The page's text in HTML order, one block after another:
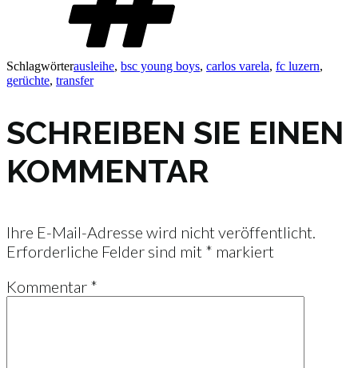
Schlagwörterausleihe, bsc young boys, carlos varela, fc luzern,
gerüchte, transfer
SCHREIBEN SIE EINEN
KOMMENTAR
Ihre E-Mail-Adresse wird nicht veröffentlicht.
Erforderliche Felder sind mit * markiert
Kommentar *